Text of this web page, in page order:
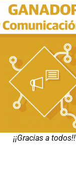
¡¡Gracias a todos!!